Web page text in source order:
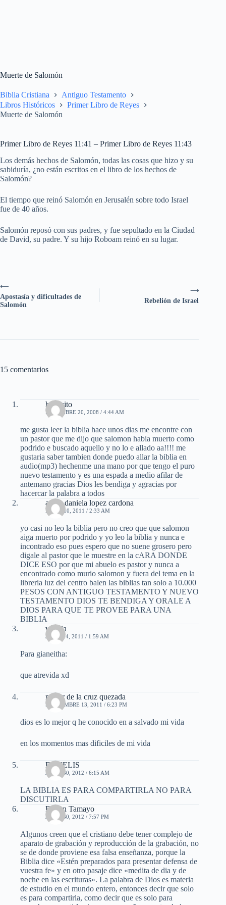
Muerte de Salomón
Biblia Cristiana
Antiguo Testamento
Libros Históricos
Primer Libro de Reyes
Muerte de Salomón
Primer Libro de Reyes 11:41 – Primer Libro de Reyes 11:43
Los demás hechos de Salomón, todas las cosas que hizo y su
sabiduría, ¿no están escritos en el libro de los hechos de
Salomón?
El tiempo que reinó Salomón en Jerusalén sobre todo Israel
fue de 40 años.
Salomón reposó con sus padres, y fue sepultado en la Ciudad
de David, su padre. Y su hijo Roboam reinó en su lugar.
⟶
Rebelión de Israel
⟵
Apostasía y dificultades de
Salomón
15 comentarios
hannsito
DICIEMBRE 20, 2008 / 4:44 AM
me gusta leer la biblia hace unos dias me encontre con
un pastor que me dijo que salomon habia muerto como
podrido e buscado aquello y no lo e allado aa!!!! me
gustaria saber tambien donde puedo allar la biblia en
audio(mp3) hechenme una mano por que tengo el puro
nuevo testamento y es una espada a medio afilar de
antemano gracias Dios les bendiga y agracias por
hacercar la palabra a todos
angie daniela lopez cardona
MAYO 10, 2011 / 2:33 AM
yo casi no leo la biblia pero no creo que que salomon
aiga muerto por podrido y yo leo la biblia y nunca e
incontrado eso pues espero que no suene grosero pero
digale al pastor que le muestre en la cARA DONDE
DICE ESO por que mi abuelo es pastor y nunca a
encontrado como murio salomon y fuera del tema en la
libreria luz del centro balen las biblias tan solo a 10.000
PESOS CON ANTIGUO TESTAMENTO Y NUEVO
TESTAMENTO DIOS TE BENDIGA Y ORALE A
DIOS PARA QUE TE PROVEE PARA UNA
BIBLIA
valeria
JULIO 14, 2011 / 1:59 AM
Para gianeitha:
que atrevida xd
nestor de la cruz quezada
SEPTIEMBRE 13, 2011 / 6:23 PM
dios es lo mejor q he conocido en a salvado mi vida
en los momentos mas dificiles de mi vida
DAVELIS
JUNIO 30, 2012 / 6:15 AM
LA BIBLIA ES PARA COMPARTIRLA NO PARA
DISCUTIRLA
Ruben Tamayo
JUNIO 30, 2012 / 7:57 PM
Algunos creen que el cristiano debe tener complejo de
aparato de grabación y reproducción de la grabación, no
se de donde proviene esa falsa enseñanza, porque la
Biblia dice «Estén preparados para presentar defensa de
vuestra fe» y en otro pasaje dice «medita de dia y de
noche en las escrituras». La palabra de Dios es materia
de estudio en el mundo entero, entonces decir que solo
es para compartirla, como decir que es solo para